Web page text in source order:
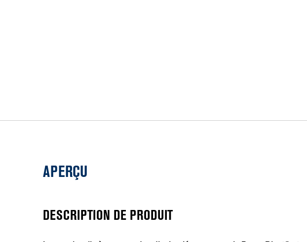
APERÇU
DESCRIPTION DE PRODUIT